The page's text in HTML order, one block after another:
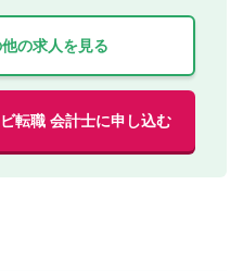
の求人を見る
転職 会計士に申し込む